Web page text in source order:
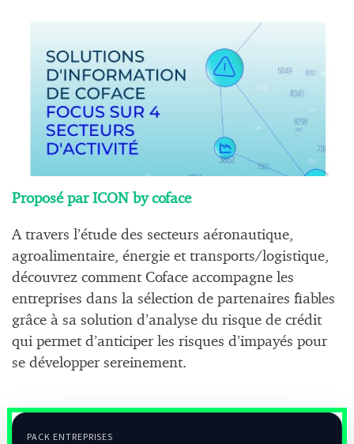
Proposé par ICON by coface
A travers l’étude des secteurs aéronautique,
agroalimentaire, énergie et transports/logistique,
découvrez comment Coface accompagne les
entreprises dans la sélection de partenaires fiables
grâce à sa solution d’analyse du risque de crédit
qui permet d’anticiper les risques d’impayés pour
se développer sereinement.
PACK ENTREPRISES